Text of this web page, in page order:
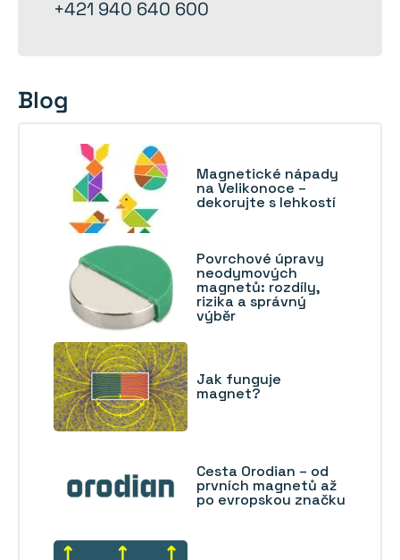
+421 940 640 600
Blog
Magnetické nápady
na Velikonoce –
dekorujte s lehkostí
Povrchové úpravy
neodymových
magnetů: rozdíly,
rizika a správný
výběr
Jak funguje
magnet?
Cesta Orodian – od
prvních magnetů až
po evropskou značku